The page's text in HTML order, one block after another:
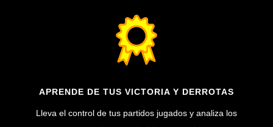
APRENDE DE TUS VICTORIA Y DERROTAS
Lleva el control de tus partidos jugados y analiza los